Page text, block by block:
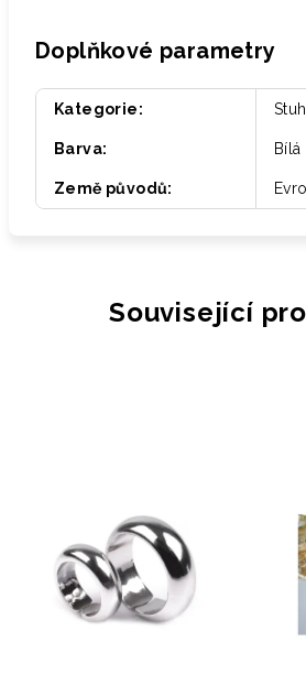
Doplňkové parametry
Kategorie:
Barva: Bílá
Země původů:
Související